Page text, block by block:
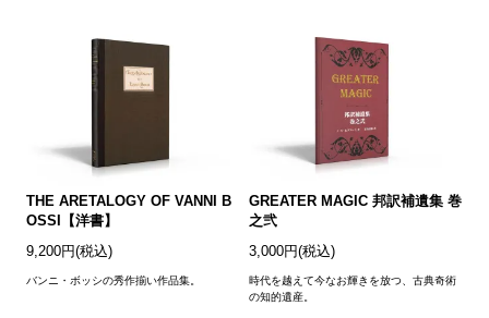
THE ARETALOGY OF VANNI B
OSSI【洋書】
9,200円(税込)
バンニ・ボッシの秀作揃い作品集。
GREATER MAGIC 邦訳補遺集 巻
之弐
3,000円(税込)
時代を越えて今なお輝きを放つ、古典奇術
の知的遺産。